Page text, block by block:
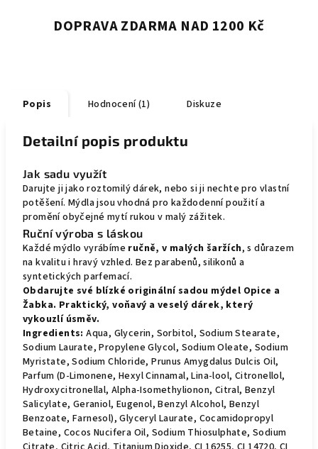
DOPRAVA ZDARMA NAD 1200 Kč
Popis Hodnocení (1) Diskuze
Detailní popis produktu
Jak sadu využít
Darujte ji jako roztomilý dárek, nebo si ji nechte pro vlastní
potěšení. Mýdla jsou vhodná pro každodenní použití a
promění obyčejné mytí rukou v malý zážitek.
Ruční výroba s láskou
Každé mýdlo vyrábíme ručně, v malých šaržích, s důrazem
na kvalitu i hravý vzhled. Bez parabenů, silikonů a
syntetických parfemací.
Obdarujte své blízké originální sadou mýdel Opice a
Žabka. Praktický, voňavý a veselý dárek, který
vykouzlí úsměv.
Ingredients: Aqua, Glycerin, Sorbitol, Sodium Stearate,
Sodium Laurate, Propylene Glycol, Sodium Oleate, Sodium
Myristate, Sodium Chloride, Prunus Amygdalus Dulcis Oil,
Parfum (D-Limonene, Hexyl Cinnamal, Lina-lool, Citronellol,
Hydroxycitronellal, Alpha-Isomethylionon, Citral, Benzyl
Salicylate, Geraniol, Eugenol, Benzyl Alcohol, Benzyl
Benzoate, Farnesol), Glyceryl Laurate, Cocamidopropyl
Betaine, Cocos Nucifera Oil, Sodium Thiosulphate, Sodium